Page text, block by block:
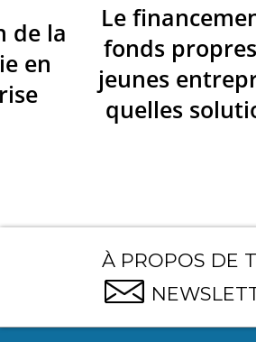
de la
en
Le
fonds
jeunes
quelles
À PROPOS DE